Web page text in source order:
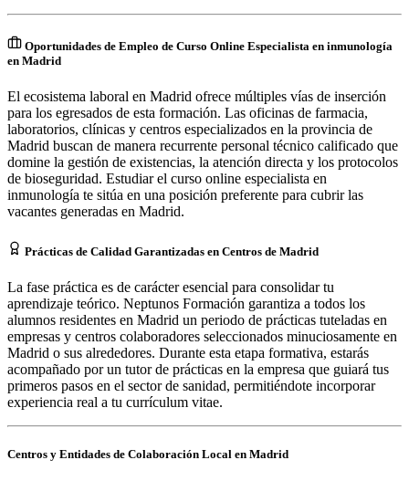
Oportunidades de Empleo de Curso Online Especialista en inmunología
en Madrid
El ecosistema laboral en Madrid ofrece múltiples vías de inserción
para los egresados de esta formación. Las oficinas de farmacia,
laboratorios, clínicas y centros especializados en la provincia de
Madrid buscan de manera recurrente personal técnico calificado que
domine la gestión de existencias, la atención directa y los protocolos
de bioseguridad. Estudiar el curso online especialista en
inmunología te sitúa en una posición preferente para cubrir las
vacantes generadas en Madrid.
Prácticas de Calidad Garantizadas en Centros de Madrid
La fase práctica es de carácter esencial para consolidar tu
aprendizaje teórico. Neptunos Formación garantiza a todos los
alumnos residentes en Madrid un periodo de prácticas tuteladas en
empresas y centros colaboradores seleccionados minuciosamente en
Madrid o sus alrededores. Durante esta etapa formativa, estarás
acompañado por un tutor de prácticas en la empresa que guiará tus
primeros pasos en el sector de sanidad, permitiéndote incorporar
experiencia real a tu currículum vitae.
Centros y Entidades de Colaboración Local en Madrid